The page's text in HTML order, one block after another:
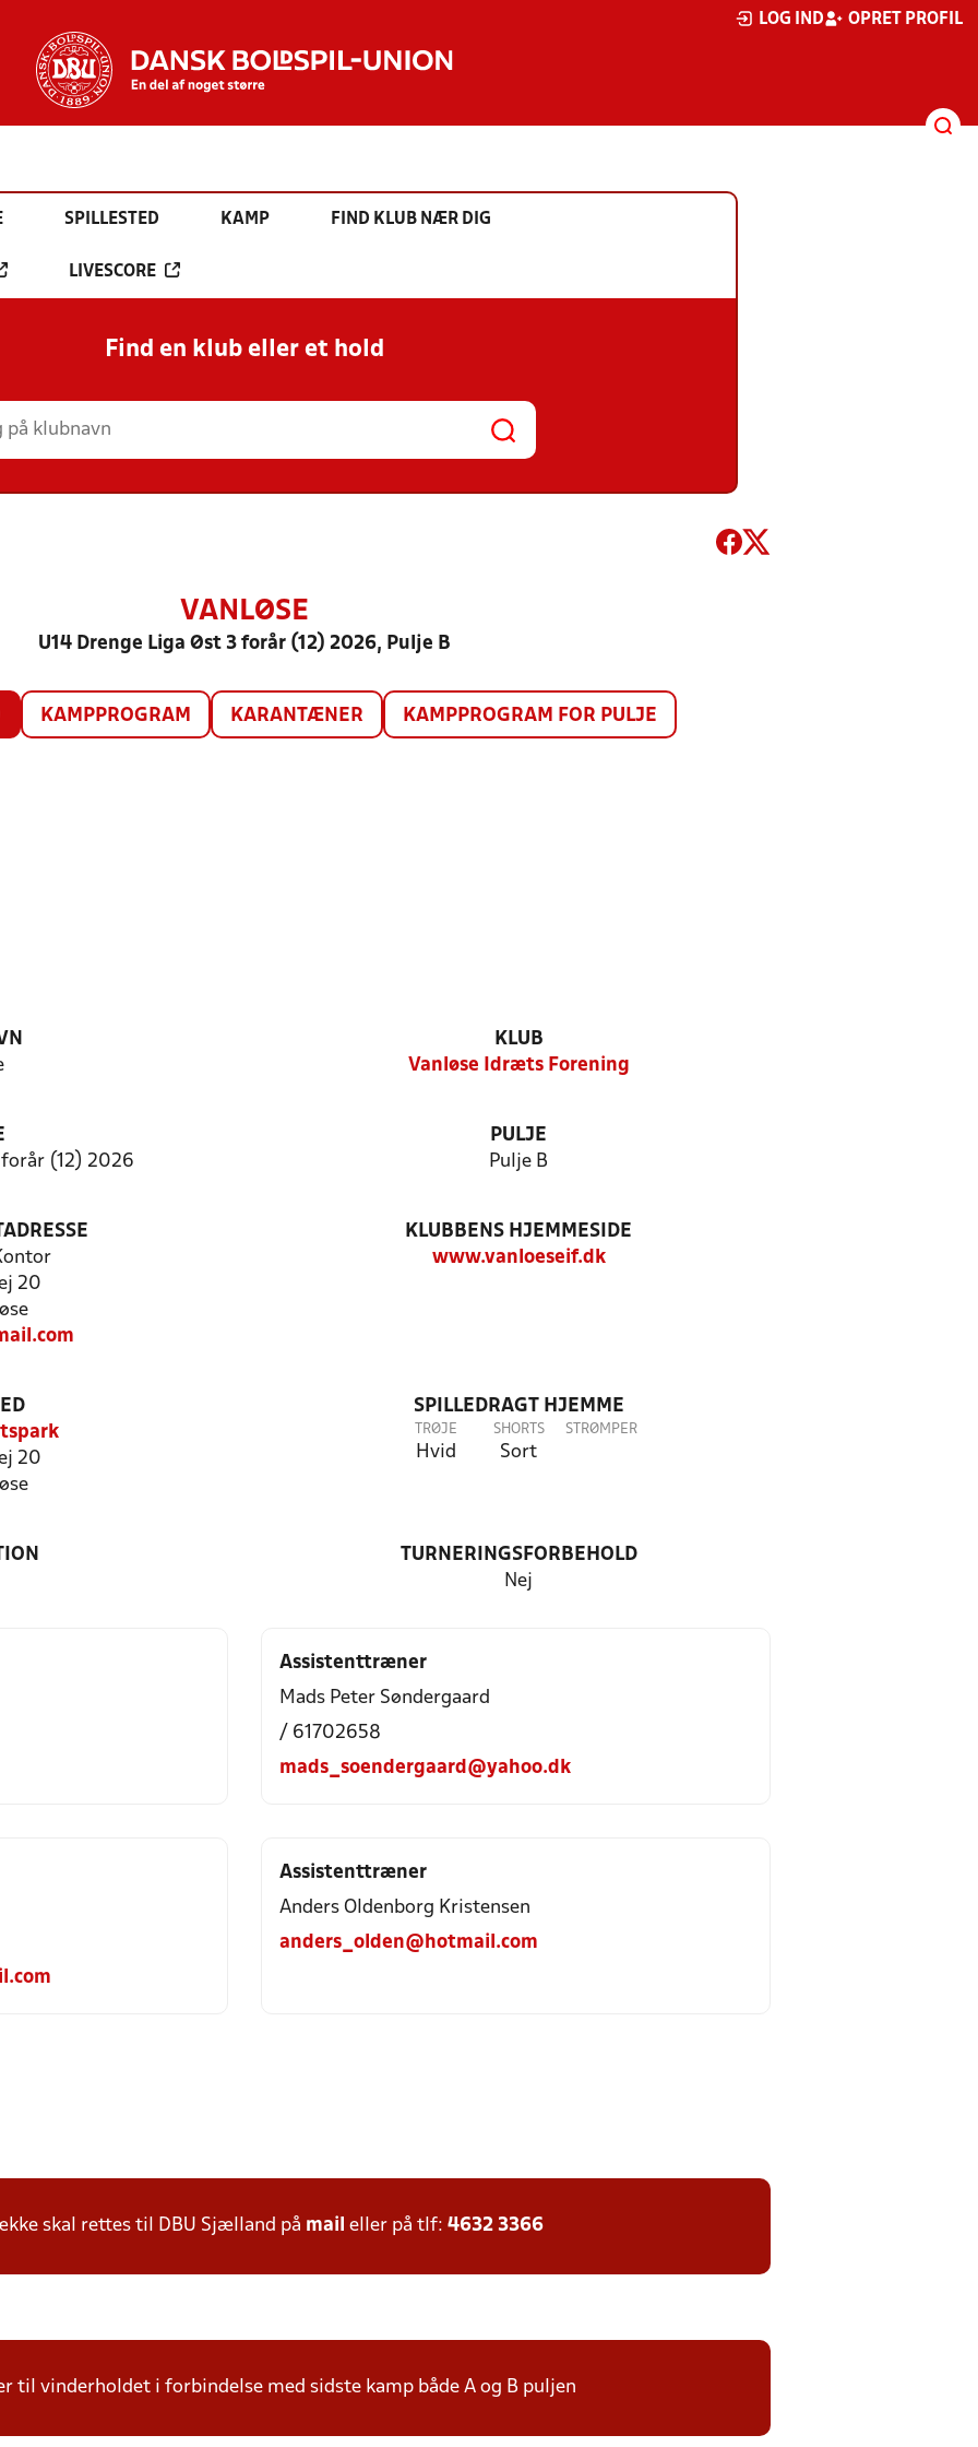
LOG IND OPRET PROFIL
SPILLESTED KAMP FIND KLUB NÆR DIG
LIVESCORE
Find en klub eller et hold
VANLØSE
U14 Drenge Liga Øst 3 forår (12) 2026, Pulje B
KAMPPROGRAM KARANTÆNER KAMPPROGRAM FOR PULJE
KLUB
Vanløse Idræts Forening
forår (12) 2026
PULJE
Pulje B
20
KLUBBENS HJEMMESIDE
www.vanloeseif.dk
20
SPILLEDRAGT HJEMME
TRØJE
Hvid
SHORTS
Sort
STRØMPER
TURNERINGSFORBEHOLD
Nej
Assistenttræner
Mads Peter Søndergaard
/ 61702658
mads_soendergaard@yahoo.dk
Assistenttræner
Anders Oldenborg Kristensen
anders_olden@hotmail.com
skal rettes til DBU Sjælland på mail eller på tlf: 4632 3366
til vinderholdet i forbindelse med sidste kamp både A og B puljen